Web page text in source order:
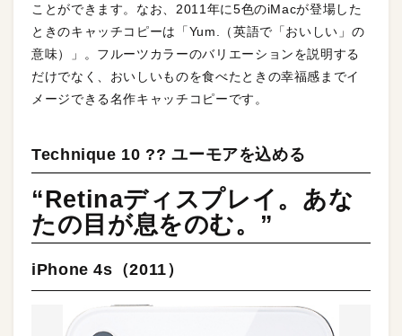
ことができます。なお、2011年に5色のiMacが登場した
ときのキャッチコピーは「Yum.（英語で「おいしい」の
意味）」。フルーツカラーのバリエーションを説明する
だけでなく、おいしいものを食べたときの幸福感までイ
メージできる名作キャッチコピーです。
Technique 10 ?? ユーモアを込める
“Retinaディスプレイ。あな
たの目が息をのむ。”
iPhone 4s（2011）